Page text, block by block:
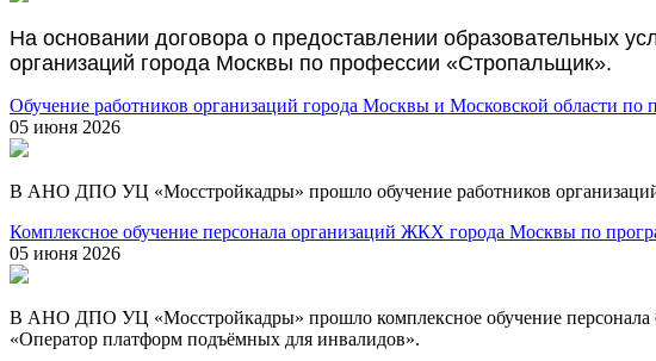
На основании договора о предоставлении образовательных
организаций города Москвы по профессии «Стропальщик».
Обучение работников организаций города Москвы и Московской области
05 июня 2026
В АНО ДПО УЦ «Мосстройкадры» прошло обучение работников
Комплексное обучение персонала организаций ЖКХ города Москвы по
05 июня 2026
В АНО ДПО УЦ «Мосстройкадры» прошло комплексное обучение персонала
«Оператор платформ подъёмных для инвалидов».